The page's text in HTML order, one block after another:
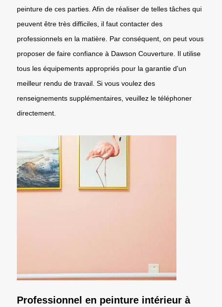
peinture de ces parties. Afin de réaliser de telles tâches qui
peuvent être très difficiles, il faut contacter des
professionnels en la matière. Par conséquent, on peut vous
proposer de faire confiance à Dawson Couverture. Il utilise
tous les équipements appropriés pour la garantie d'un
meilleur rendu de travail. Si vous voulez des
renseignements supplémentaires, veuillez le téléphoner
directement.
Professionnel en peinture intérieur à